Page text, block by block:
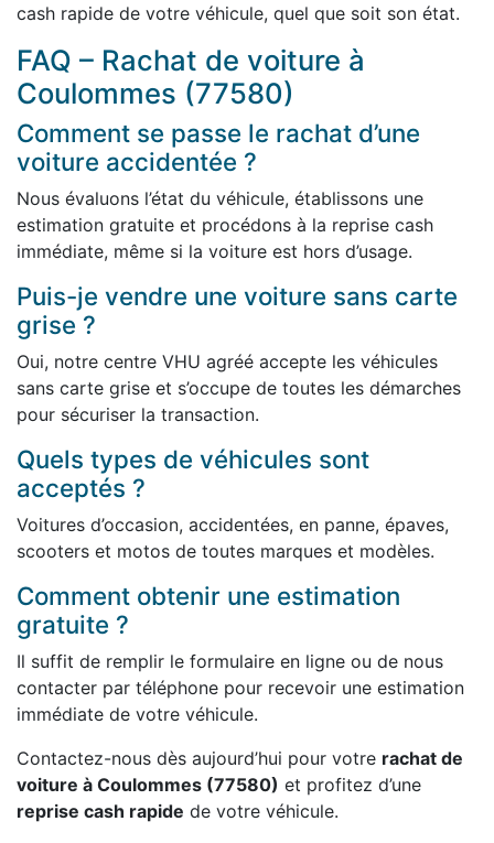
cash rapide de votre véhicule, quel que soit son état.
FAQ – Rachat de voiture à
Coulommes (77580)
Comment se passe le rachat d’une
voiture accidentée ?
Nous évaluons l’état du véhicule, établissons une
estimation gratuite et procédons à la reprise cash
immédiate, même si la voiture est hors d’usage.
Puis-je vendre une voiture sans carte
grise ?
Oui, notre centre VHU agréé accepte les véhicules
sans carte grise et s’occupe de toutes les démarches
pour sécuriser la transaction.
Quels types de véhicules sont
acceptés ?
Voitures d’occasion, accidentées, en panne, épaves,
scooters et motos de toutes marques et modèles.
Comment obtenir une estimation
gratuite ?
Il suffit de remplir le formulaire en ligne ou de nous
contacter par téléphone pour recevoir une estimation
immédiate de votre véhicule.
Contactez-nous dès aujourd’hui pour votre rachat de
voiture à Coulommes (77580) et profitez d’une
reprise cash rapide de votre véhicule.